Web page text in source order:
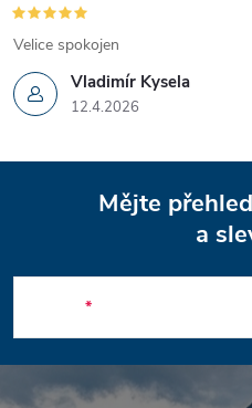
Vladimír Kysela
12.4.2026
Velice spokojen
p
a
Mějte
a